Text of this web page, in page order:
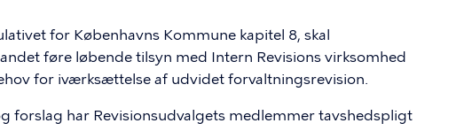
for Københavns Kommune kapitel 8, skal
føre løbende tilsyn med Intern Revisions virksomhed
for iværksættelse af udvidet forvaltningsrevision.
forslag har Revisionsudvalgets medlemmer tavshedspligt